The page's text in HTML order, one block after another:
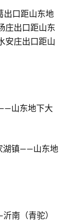
出口距山东地
庄出口距山东
安庄出口距山
山东地下大
湖镇——山东地
南（青驼）